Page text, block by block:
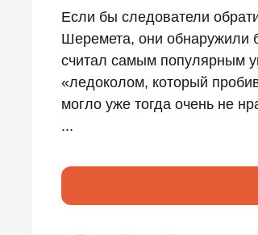
Если бы следователи
Шеремета, они обнаружили
считал самым популярным
«ледоколом, который
могло уже тогда очень не
...